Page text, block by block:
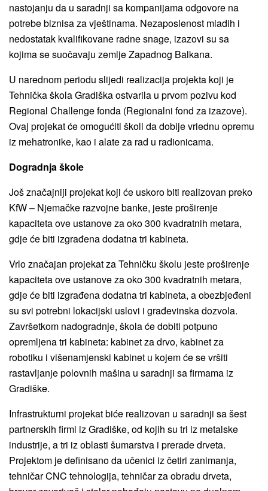
nastojanju da u saradnji sa kompanijama odgovore na
potrebe biznisa za vještinama. Nezaposlenost mladih i
nedostatak kvalifikovane radne snage, izazovi su sa
kojima se suočavaju zemlje Zapadnog Balkana.
U narednom periodu slijedi realizacija projekta koji je
Tehnička škola Gradiška ostvarila u prvom pozivu kod
Regional Challenge fonda (Regionalni fond za izazove).
Ovaj projekat će omogućiti školi da dobije vriednu opremu
iz mehatronike, kao i alate za rad u radionicama.
Dogradnja škole
Još značajniji projekat koji će uskoro biti realizovan preko
KfW – Njemačke razvojne banke, jeste proširenje
kapaciteta ove ustanove za oko 300 kvadratnih metara,
gdje će biti izgrađena dodatna tri kabineta.
Vrlo značajan projekat za Tehničku školu jeste proširenje
kapaciteta ove ustanove za oko 300 kvadratnih metara,
gdje će biti izgrađena dodatna tri kabineta, a obezbjeđeni
su svi potrebni lokacijski uslovi i građevinska dozvola.
Završetkom nadogradnje, škola će dobiti potpuno
opremljena tri kabineta: kabinet za drvo, kabinet za
robotiku i višenamjenski kabinet u kojem će se vršiti
rastavljanje polovnih mašina u saradnji sa firmama iz
Gradiške.
Infrastrukturni projekat biće realizovan u saradnji sa šest
partnerskih firmi iz Gradiške, od kojih su tri iz metalske
industrije, a tri iz oblasti šumarstva i prerade drveta.
Projektom je definisano da učenici iz četiri zanimanja,
tehničar CNC tehnologija, tehničar za obradu drveta,